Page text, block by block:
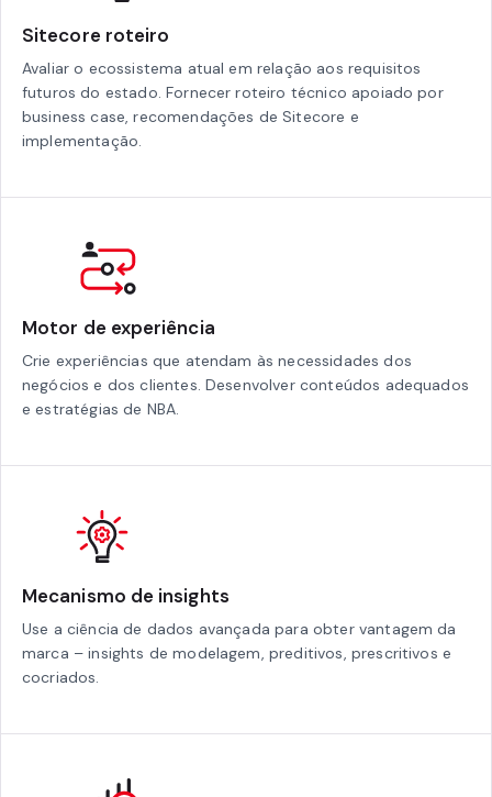
Sitecore roteiro
Avaliar o ecossistema atual em relação aos requisitos
futuros do estado. Fornecer roteiro técnico apoiado por
business case, recomendações de Sitecore e
implementação.
Motor de experiência
Crie experiências que atendam às necessidades dos
negócios e dos clientes. Desenvolver conteúdos adequados
e estratégias de NBA.
Mecanismo de insights
Use a ciência de dados avançada para obter vantagem da
marca – insights de modelagem, preditivos, prescritivos e
cocriados.